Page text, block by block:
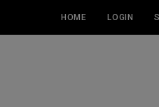
HOME LOGIN